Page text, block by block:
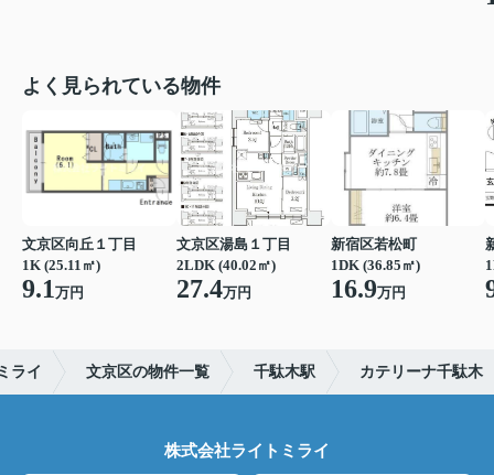
よく見られている物件
文京区向丘１丁目
1K (25.11㎡)
9.1万円
文京区湯島１丁目
2LDK (40.02㎡)
27.4万円
新宿区若松町
1DK (36.85㎡)
16.9万円
ライ 文京区の物件一覧 千駄木駅 カテリーナ千駄木
株式会社ライトミライ